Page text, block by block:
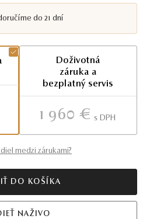
do 21 dní
Doživotná
záruka a
bezplatný servis
1 960 € S DPH
medzi zárukami?
DO KOŠÍKA
NAŽIVO